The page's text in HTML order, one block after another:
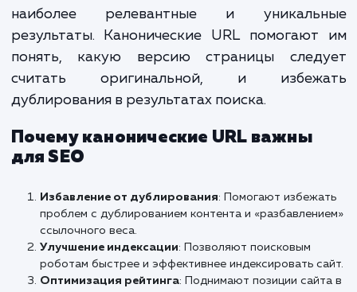
Как работают
канонические URL
Как поисковые системы
канонические URL
Поисковые системы, такие как Google и
стремятся предоставлять
наиболее релевантные и
результаты. Канонические URL